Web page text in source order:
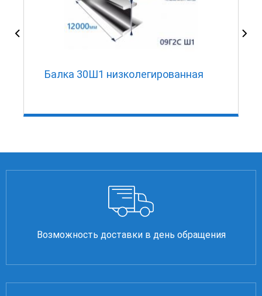
Балка 30Ш1 низколегированная
Возможность доставки в день обращения